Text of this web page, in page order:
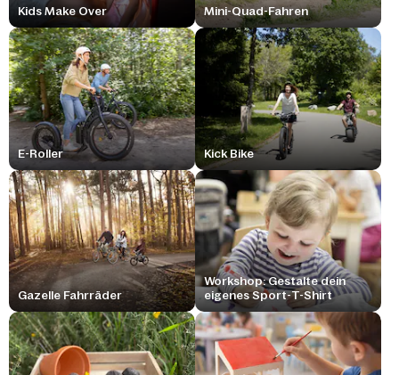
Kids Make Over Mini-Quad-Fahren
E-Roller Kick Bike
Gazelle Fahrräder
Workshop: Gestalte dein
eigenes Sport-T-Shirt